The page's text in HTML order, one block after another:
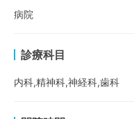
病院
診療科目
内科,精神科,神経科,歯科